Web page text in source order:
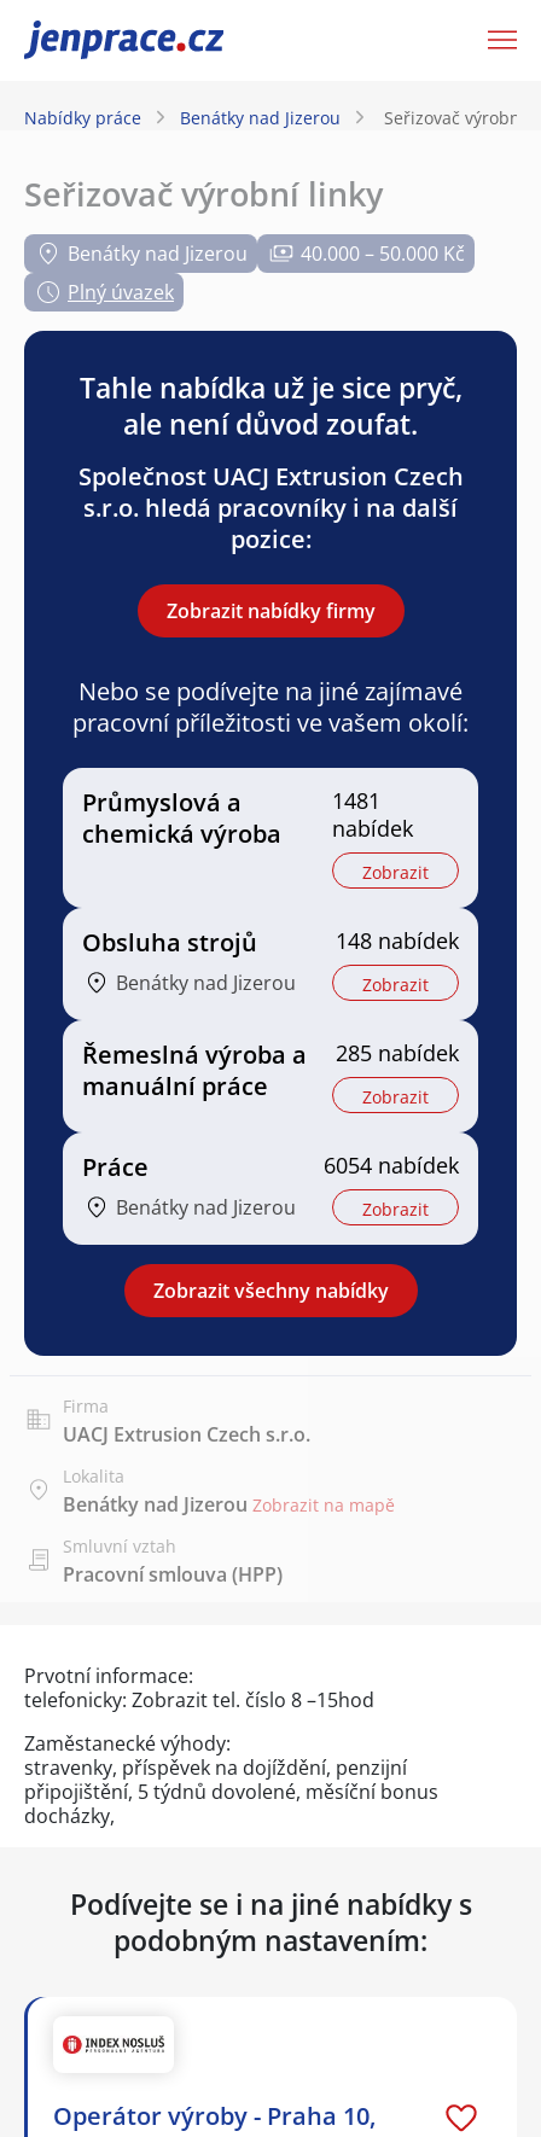
JenPráce.cz
Nabídky práce Benátky nad Jizerou Seřizovač výrobní
Seřizovač výrobní linky
Benátky nad Jizerou
40.000 – 50.000 Kč
Plný úvazek
Tahle nabídka už je sice pryč,
ale není důvod zoufat.
Společnost UACJ Extrusion Czech
s.r.o. hledá pracovníky i na další
pozice:
Zobrazit nabídky firmy
Nebo se podívejte na jiné zajímavé
pracovní příležitosti ve vašem okolí:
Průmyslová a
chemická výroba
1481
nabídek
Zobrazit
Obsluha strojů
Benátky nad Jizerou
148 nabídek
Zobrazit
Řemeslná výroba a
manuální práce
285 nabídek
Zobrazit
Práce
Benátky nad Jizerou
6054 nabídek
Zobrazit
Zobrazit všechny nabídky
Firma
UACJ Extrusion Czech s.r.o.
Lokalita
Benátky nad Jizerou Zobrazit na mapě
Smluvní vztah
Pracovní smlouva (HPP)
Prvotní informace:
telefonicky: Zobrazit tel. číslo 8 –15hod
Zaměstanecké výhody:
stravenky, příspěvek na dojíždění, penzijní
připojištění, 5 týdnů dovolené, měsíční bonus
docházky,
Podívejte se i na jiné nabídky s
podobným nastavením:
Operátor výroby - Praha 10,